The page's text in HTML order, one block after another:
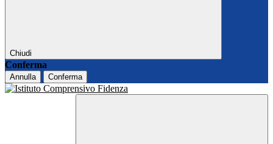
Chiudi
Conferma
Annulla Conferma